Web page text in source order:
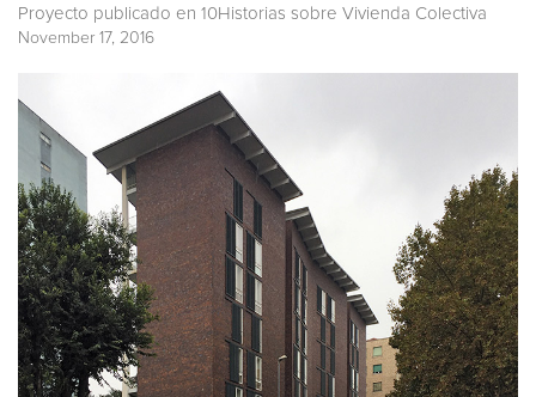
Proyecto publicado en 10Historias sobre Vivienda Colectiva
November 17, 2016